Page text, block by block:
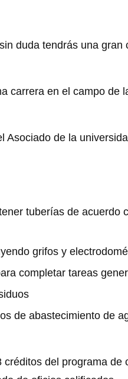
duda tendrás una gran
carrera en el campo de
Asociado de la
tuberías de acuerdo
grifos y
completar tareas
de abastecimiento de
del programa de